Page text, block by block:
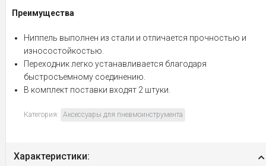
Преимущества
Ниппель выполнен из стали и отличается прочностью и
износостойкостью.
Переходник легко устанавливается благодаря
быстросъемному соединению.
В комплект поставки входят 2 штуки.
Категория: Аксессуары для пневмоинструмента
Характеристики: